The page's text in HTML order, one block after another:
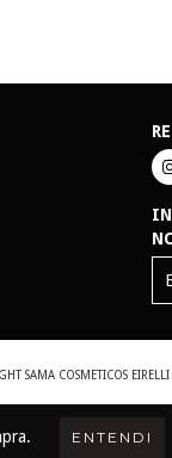
ENTENDI
SAMA COSMETICOS